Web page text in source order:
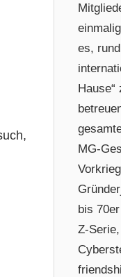
es,
MG-
bis
Z-